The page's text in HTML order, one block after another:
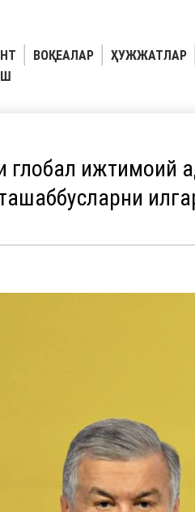
ВОҚЕАЛАР ҲУЖЖАТЛАР
глобал ижтимоий